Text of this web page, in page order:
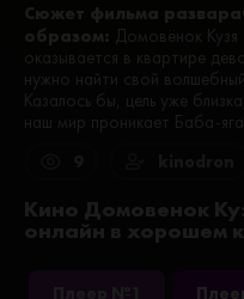
Сюжет фильма
образом: Домовёнок Кузя
оказывается в квартире
нужно найти свой
Казалось бы, цель уже
наш мир проникает Баба-
Петрова, Марк
Бурунов, София
Погосян
Кино Домовенок
онлайн в хорошем